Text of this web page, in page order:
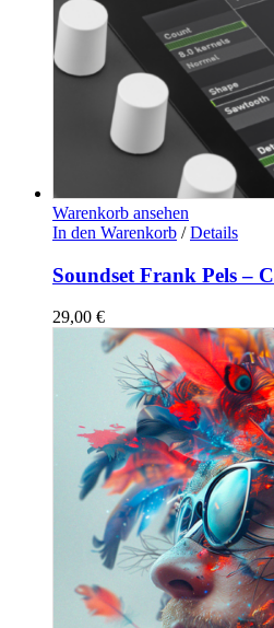
Warenkorb ansehen
In den Warenkorb / Details
Soundset Frank Pels –
29,00 €